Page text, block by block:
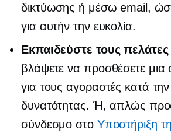
δικτύωσης ή μέσω email,
για αυτήν την ευκολία.
Εκπαιδεύστε τους
βλάψετε να προσθέσετε μια
για τους αγοραστές κατά
δυνατότητας. Ή, απλώς
σύνδεσμο στο Υποστήριξη